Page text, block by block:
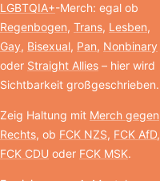
LGBTQIA+-Merch: egal ob
Regenbogen, Trans, Lesben,
Gay, Bisexual, Pan, Nonbinary
oder Straight Allies – hier wird
Sichtbarkeit großgeschrieben.
Zeig Haltung mit Merch gegen
Rechts, ob FCK NZS, FCK AfD,
FCK CDU oder FCK MSK.